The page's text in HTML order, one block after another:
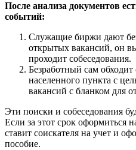
После анализа документов
событий:
Служащие биржи дают
открытых вакансий, он
проходит собеседования.
Безработный сам обходит
населенного пункта с
вакансий с бланком для
Эти поиски и собеседования
Если за этот срок оформиться
ставит соискателя на учет и
пособие.